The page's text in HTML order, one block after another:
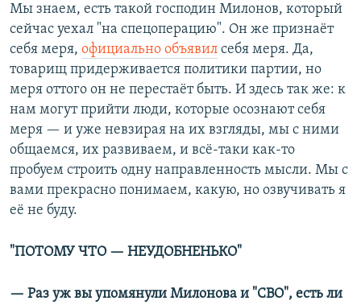
Мы знаем, есть такой господин Милонов, который
сейчас уехал "на спецоперацию". Он же признаёт
себя меря, официально объявил себя меря. Да,
товарищ придерживается политики партии, но
меря оттого он не перестаёт быть. И здесь так же: к
нам могут прийти люди, которые осознают себя
меря — и уже невзирая на их взгляды, мы с ними
общаемся, их развиваем, и всё-таки как-то
пробуем строить одну направленность мысли. Мы с
вами прекрасно понимаем, какую, но озвучивать я
её не буду.
"ПОТОМУ ЧТО — НЕУДОБНЕНЬКО"
— Раз уж вы упомянули Милонова и "СВО", есть ли